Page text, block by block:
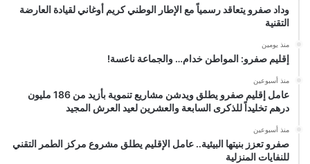
وداد صفرو يتعاقد رسمياً مع الإطار الوطني كريم أوغاني لقيادة العارضة
التقنية
منذ يومين
إقليم صفرو: المواطن خدام… والجماعة ناعسة!
منذ أسبوعين
عامل إقليم صفرو يطلق ويدشن مشاريع تنموية بأزيد من 186 مليون
درهم تخليداً للذكرى السابعة والعشرين لعيد العرش المجيد
منذ أسبوعين
صفرو تعزز بنيتها البيئية.. عامل الإقليم يطلق مشروع مركز الطمر التقني
للنفايات المنزلية